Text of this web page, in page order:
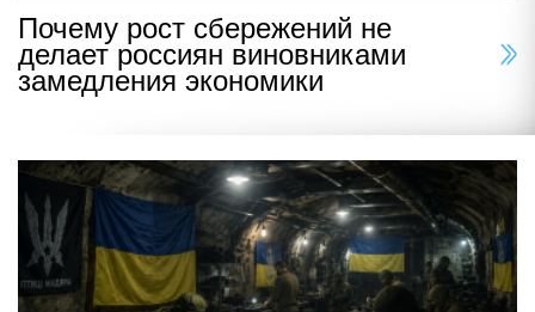
Почему рост сбережений не
делает россиян виновниками
замедления экономики